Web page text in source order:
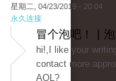
星期二, 04/23/2019 - 20:04
永久连接
冒个泡吧！ |
hi!,I like your
contact more
AOL?